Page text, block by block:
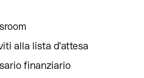
alla lista d'attesa
finanziario